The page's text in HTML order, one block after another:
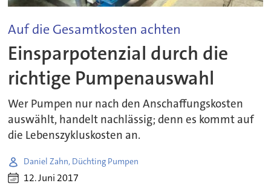
Auf die Gesamtkosten achten
Einsparpotenzial durch die
richtige Pumpenauswahl
Wer Pumpen nur nach den Anschaffungskosten
auswählt, handelt nachlässig; denn es kommt auf
die Lebenszykluskosten an.
Daniel Zahn, Düchting Pumpen
12. Juni 2017